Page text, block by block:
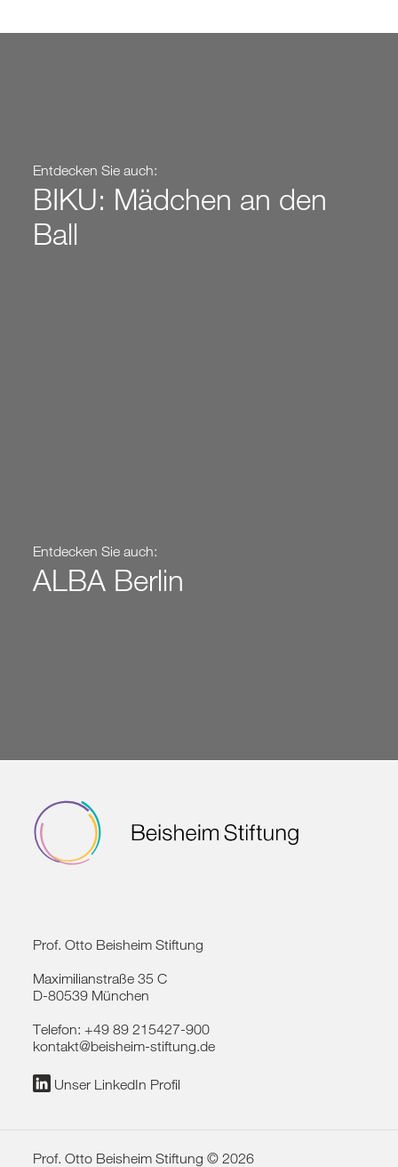
Entdecken Sie auch:
BIKU: Mädchen an den
Ball
Entdecken Sie auch:
ALBA Berlin
Prof. Otto Beisheim Stiftung
Maximilianstraße 35 C
D-80539 München
Telefon:+49 89 215427-900
kontakt@beisheim-stiftung.de
Unser LinkedIn Profil
Prof. Otto Beisheim Stiftung © 2026